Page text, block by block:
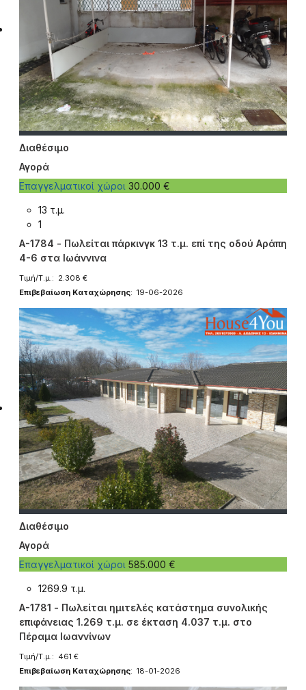
Διαθέσιμο
Αγορά
Επαγγελματικοί χώροι 30.000 €
13 τ.μ.
1
A-1784 - Πωλείται πάρκινγκ 13 τ.μ. επί της οδού Αράπη
4-6 στα Ιωάννινα
Τιμή/Τ.μ.: 2.308 €
Επιβεβαίωση Καταχώρησης: 19-06-2026
Διαθέσιμο
Αγορά
Επαγγελματικοί χώροι 585.000 €
1269.9 τ.μ.
A-1781 - Πωλείται ημιτελές κατάστημα συνολικής
επιφάνειας 1.269 τ.μ. σε έκταση 4.037 τ.μ. στο
Πέραμα Ιωαννίνων
Τιμή/Τ.μ.: 461 €
Επιβεβαίωση Καταχώρησης: 18-01-2026